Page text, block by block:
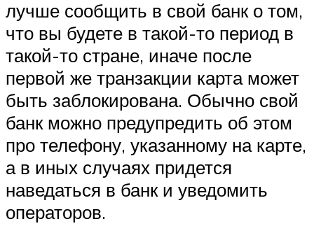
лучше сообщить в свой банк о том,
что вы будете в такой-то период в
такой-то стране, иначе после
первой же транзакции карта может
быть заблокирована. Обычно свой
банк можно предупредить об этом
про телефону, указанному на карте,
а в иных случаях придется
наведаться в банк и уведомить
операторов.